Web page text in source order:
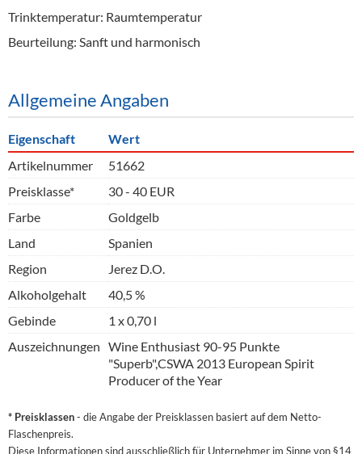
Trinktemperatur: Raumtemperatur
Beurteilung: Sanft und harmonisch
Allgemeine Angaben
Eigenschaft
Wert
Artikelnummer
51662
Preisklasse*
30 - 40 EUR
Farbe
Goldgelb
Land
Spanien
Region
Jerez D.O.
Alkoholgehalt
40,5 %
Gebinde
1 x 0,70 l
Auszeichnungen Wine Enthusiast 90-95 Punkte
"Superb",CSWA 2013 European Spirit
Producer of the Year
* Preisklassen- die Angabe der Preisklassen basiert auf dem Netto-
Flaschenpreis.
Diese Informationen sind ausschließlich für Unternehmer im Sinne von §14